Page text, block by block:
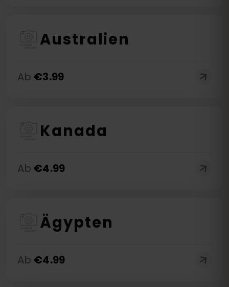
Australien
Ab €3.99
Kanada
Ab €4.99
Ägypten
Ab €4.99